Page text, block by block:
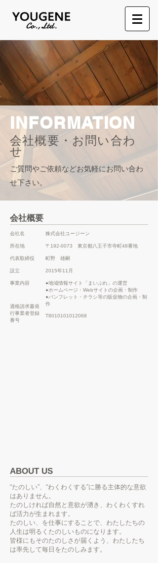
INFORMATION
会社概要・お問い合わ
せ
ご質問やご依頼などお気軽にお問い合わ
せ下さい。
会社概要
会社名
所在地
代表取締役
設立
事業内容
​適格請求書発
行事業者登録
番号
株式会社ユージーン
〒192-0073 東京都八王子市寺町48番地
町野 雄嗣
2015年11月
●地域情報サイト「まいぷれ」の運営
●ホームページ・Webサイトの企画・制作
●パンフレット・チラシ等の販促物の企画・制
作
T8010101012068
ABOUT US
“たのしい”、“わくわくする”に勝る主体的な意欲
はありません。
たのしければ自然と意欲が湧き、わくわくすれ
ば活力が生まれます。
たのしい、を仕事にすることで、わたしたちの
人生は明るくたのしいものになります。
皆様にもそのたのしさが届くよう、わたしたち
は率先して毎日をたのしみます。